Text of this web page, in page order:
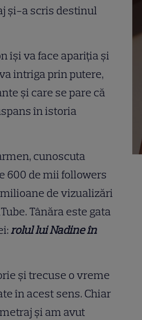
și-a scris destinul
își va face apariția și
intriga prin putere,
și care se pare că
în istoria
cunoscuta
600 de mii followers
de vizualizări
Tânăra este gata
rolul lui Nadine în
și trecuse o vreme
în acest sens. Chiar
și am avut